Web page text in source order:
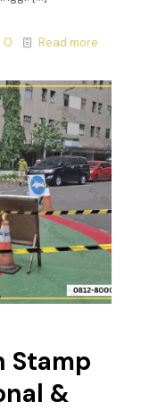
0 Read more
Stamp
&